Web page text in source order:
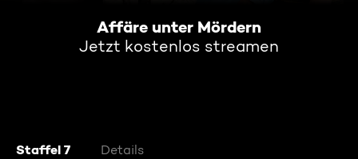
Affäre unter Mördern
Jetzt kostenlos streamen
Staffel 7 Details